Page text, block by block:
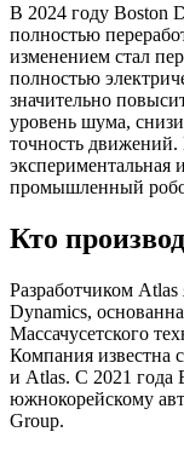
В 2024 году Boston
полностью
изменением стал
полностью
значительно
уровень шума,
точность
экспериментальная
промышленный
Кто
Разработчиком Atlas
Dynamics,
Массачусетского
Компания известна
и Atlas. С 2021 года
южнокорейскому
Group.